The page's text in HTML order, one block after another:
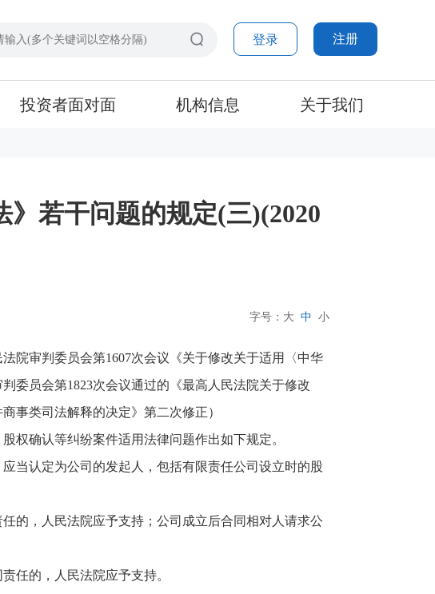
登录 注册
投资者面对面 机构信息 关于我们
若干问题的规定(三)(2020
字号： 大 中 小
院审判委员会第1607次会议《关于修改关于适用〈中华
委员会第1823次会议通过的《最高人民法院关于修改
事类司法解释的决定》第二次修正）
确认等纠纷案件适用法律问题作出如下规定。
认定为公司的发起人，包括有限责任公司设立时的股
，人民法院应予支持；公司成立后合同相对人请求公
的，人民法院应予支持。